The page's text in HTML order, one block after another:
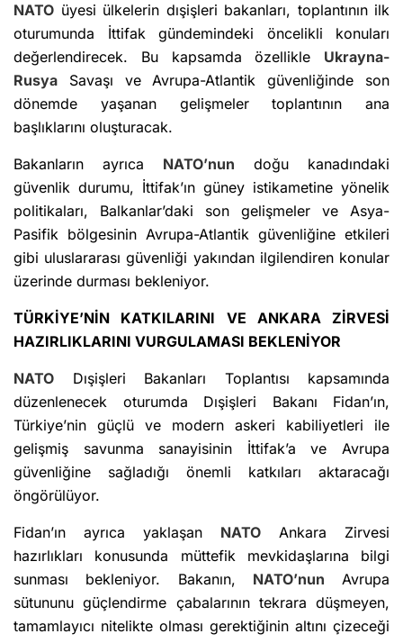
NATO üyesi ülkelerin dışişleri bakanları, toplantının ilk
oturumunda İttifak gündemindeki öncelikli konuları
değerlendirecek. Bu kapsamda özellikle Ukrayna-
Rusya Savaşı ve Avrupa-Atlantik güvenliğinde son
dönemde yaşanan gelişmeler toplantının ana
başlıklarını oluşturacak.
Bakanların ayrıca NATO’nun doğu kanadındaki
güvenlik durumu, İttifak’ın güney istikametine yönelik
politikaları, Balkanlar’daki son gelişmeler ve Asya-
Pasifik bölgesinin Avrupa-Atlantik güvenliğine etkileri
gibi uluslararası güvenliği yakından ilgilendiren konular
üzerinde durması bekleniyor.
TÜRKİYE’NİN KATKILARINI VE ANKARA ZİRVESİ
HAZIRLIKLARINI VURGULAMASI BEKLENİYOR
NATO Dışişleri Bakanları Toplantısı kapsamında
düzenlenecek oturumda Dışişleri Bakanı Fidan’ın,
Türkiye’nin güçlü ve modern askeri kabiliyetleri ile
gelişmiş savunma sanayisinin İttifak’a ve Avrupa
güvenliğine sağladığı önemli katkıları aktaracağı
öngörülüyor.
Fidan’ın ayrıca yaklaşan NATO Ankara Zirvesi
hazırlıkları konusunda müttefik mevkidaşlarına bilgi
sunması bekleniyor. Bakanın, NATO’nun Avrupa
sütununu güçlendirme çabalarının tekrara düşmeyen,
tamamlayıcı nitelikte olması gerektiğinin altını çizeceği